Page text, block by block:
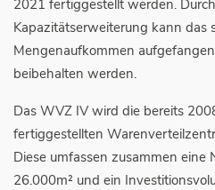
2021 fertiggestellt werden.
Kapazitätserweiterung kann das
Mengenaufkommen
beibehalten werden.
Das WVZ IV wird die bereits
fertiggestellten
Diese umfassen zusammen
26.000m² und ein